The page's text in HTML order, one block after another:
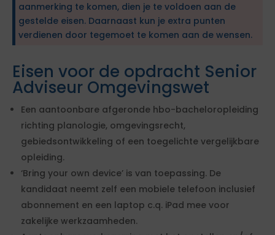
aanmerking te komen, dien je te voldoen aan de
gestelde eisen. Daarnaast kun je extra punten
verdienen door tegemoet te komen aan de wensen.
Eisen voor de opdracht Senior
Adviseur Omgevingswet
Een aantoonbare afgeronde hbo-bacheloropleiding
richting planologie, omgevingsrecht,
gebiedsontwikkeling of een toegelichte vergelijkbare
opleiding.
‘Bring your own device’ is van toepassing. De
kandidaat neemt zelf een mobiele telefoon inclusief
abonnement en een laptop c.q. iPad mee voor
zakelijke werkzaamheden.